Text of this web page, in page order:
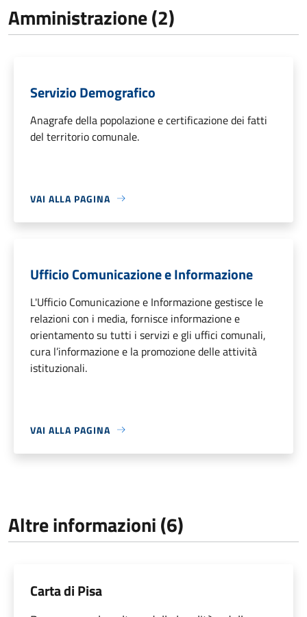
Amministrazione (2)
Servizio Demografico
Anagrafe della popolazione e certificazione dei fatti
del territorio comunale.
VAI ALLA PAGINA
Ufficio Comunicazione e Informazione
L'Ufficio Comunicazione e Informazione gestisce le
relazioni con i media, fornisce informazione e
orientamento su tutti i servizi e gli uffici comunali,
cura l’informazione e la promozione delle attività
istituzionali.
VAI ALLA PAGINA
Altre informazioni (6)
Carta di Pisa